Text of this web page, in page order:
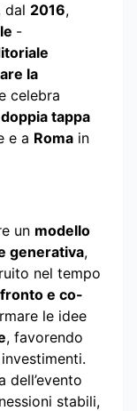
dal 2016,
-
la
celebra
doppia tappa
e a Roma in
un modello
generativa,
nel tempo
e co-
le idee
, favorendo
dell’evento
stabili,